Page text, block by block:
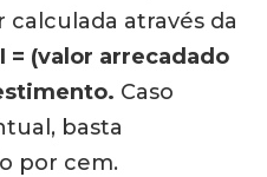
calculada através da
= (valor arrecadado
Caso
basta
por cem.